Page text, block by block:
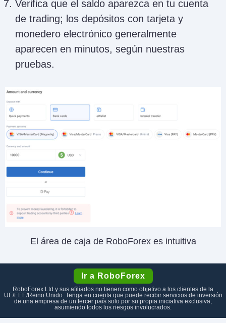
Verifica que el saldo aparezca en tu cuenta
de trading; los depósitos con tarjeta y
monedero electrónico generalmente
aparecen en minutos, según nuestras
pruebas.
El área de caja de RoboForex es intuitiva
Ir a RoboForex
RoboForex Ltd y sus afiliados no tienen como objetivo a los clientes de la
UE/EEE/Reino Unido. Tenga en cuenta que puede recibir servicios de inversión
de una empresa de un tercer país solo por su propia iniciativa exclusiva,
asumiendo todos los riesgos involucrados.